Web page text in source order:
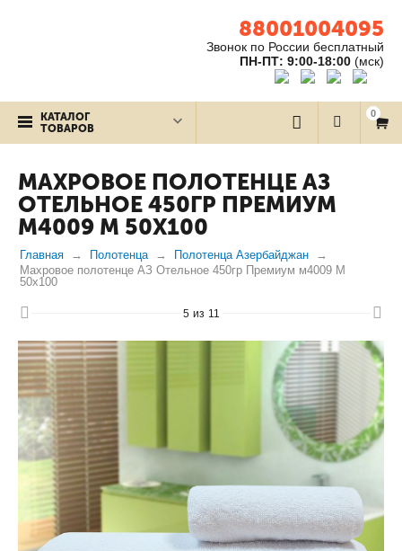
88001004095
Звонок по России бесплатный
ПН-ПТ: 9:00-18:00 (мск)
КАТАЛОГ
ТОВАРОВ
0
МАХРОВОЕ ПОЛОТЕНЦЕ АЗ
ОТЕЛЬНОЕ 450ГР ПРЕМИУМ
М4009 M 50Х100
Главная Полотенца
Полотенца Азербайджан
Махровое полотенце АЗ Отельное 450гр Премиум м4009 M
50х100
5 из 11